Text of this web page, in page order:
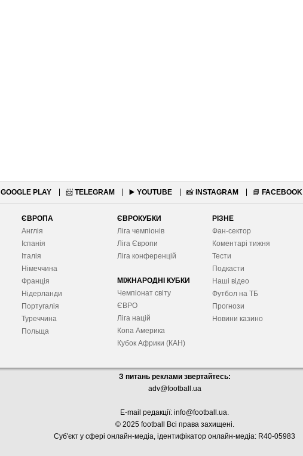
GOOGLE PLAY 📨 TELEGRAM ▶️ YOUTUBE 📸 INSTAGRAM 📘 FACEBOOK
ЄВРОПА
Англія
Іспанія
Італія
Німеччина
Франція
Нідерланди
Португалія
Туреччина
Польща
ЄВРОКУБКИ
Ліга чемпіонів
Ліга Європи
Ліга конференцій
МІЖНАРОДНІ КУБКИ
Чемпіонат світу
ЄВРО
Ліга націй
Копа Америка
Кубок Африки (КАН)
РІЗНЕ
Фан-сектор
Коментарі тижня
Тести
Подкасти
Наші відео
Футбол на ТБ
Прогнози
Новини казино
З питань реклами звертайтесь:
adv@football.ua
E-mail редакції: info@football.ua.
© 2025 football Всі права захищені.
Суб'єкт у сфері онлайн-медіа, ідентифікатор онлайн-медіа: R40-05983